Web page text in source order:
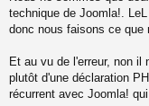
a
g
e
o
l
u
technique de Joomla!.
donc nous faisons ce que
Et au vu de l'erreur, non il
plutôt d'une déclaration
récurrent avec Joomla!